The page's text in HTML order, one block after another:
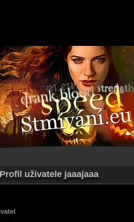
uživatele jaaajaaa